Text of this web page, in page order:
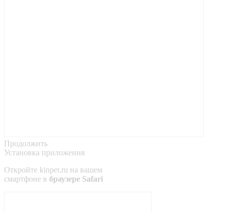
Продолжить
Установка приложения
Откройте kinpet.ru на вашем
смартфоне в браузере Safari